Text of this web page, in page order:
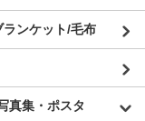
ンケット/毛布
真集・ポスタ